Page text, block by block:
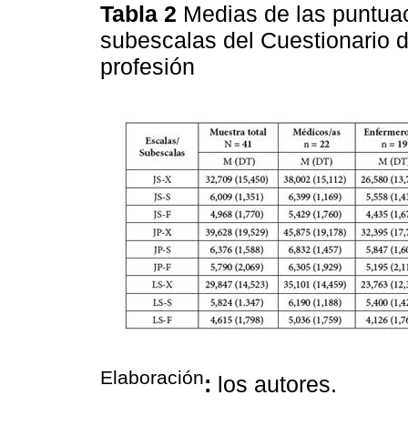
Tabla 2 Medias de las
subescalas del Cuestionario
profesión
Elaboración: los autores.